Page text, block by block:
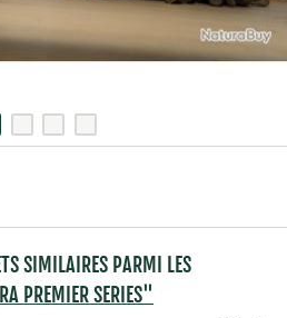
SIMILAIRES PARMI LES
PREMIER SERIES"